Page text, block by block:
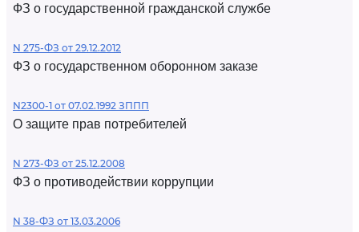
ФЗ о государственной гражданской службе
N 275-ФЗ от 29.12.2012
ФЗ о государственном оборонном заказе
N2300-1 от 07.02.1992 ЗППП
О защите прав потребителей
N 273-ФЗ от 25.12.2008
ФЗ о противодействии коррупции
N 38-ФЗ от 13.03.2006